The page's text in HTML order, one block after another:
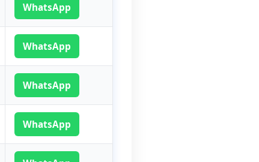
WhatsApp
WhatsApp
WhatsApp
WhatsApp